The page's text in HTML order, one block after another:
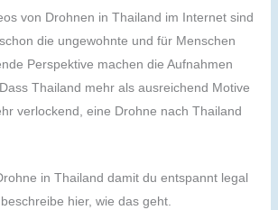
von Drohnen in Thailand im Internet sind
die ungewohnte und für Menschen
Perspektive machen die Aufnahmen
Thailand mehr als ausreichend Motive
verlockend, eine Drohne nach Thailand
in Thailand damit du entspannt legal
hier, wie das geht.